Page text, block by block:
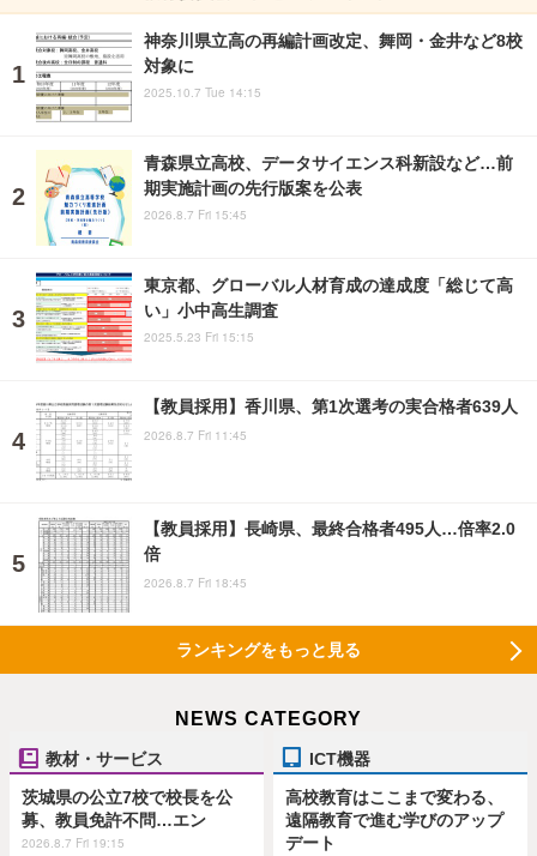
神奈川県立高の再編計画改定、舞岡・金井など8校
対象に
2025.10.7 Tue 14:15
青森県立高校、データサイエンス科新設など…前
期実施計画の先行版案を公表
2026.8.7 Fri 15:45
東京都、グローバル人材育成の達成度「総じて高
い」小中高生調査
2025.5.23 Fri 15:15
【教員採用】香川県、第1次選考の実合格者639人
2026.8.7 Fri 11:45
【教員採用】長崎県、最終合格者495人…倍率2.0
倍
2026.8.7 Fri 18:45
ランキングをもっと見る
NEWS CATEGORY
教材・サービス
茨城県の公立7校で校長を公
募、教員免許不問…エン
2026.8.7 Fri 19:15
ICT機器
高校教育はここまで変わる、
遠隔教育で進む学びのアップ
デート